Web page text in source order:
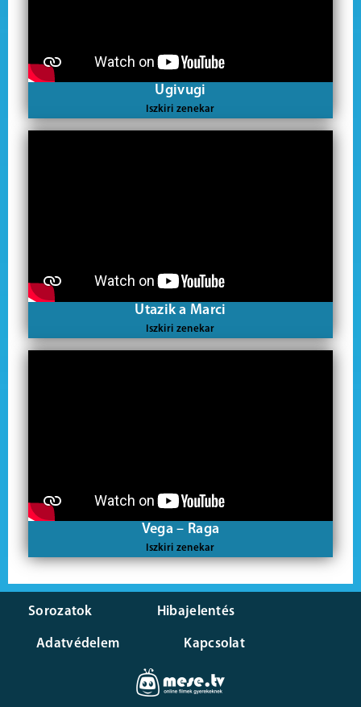
Ugivugi
Iszkiri zenekar
Utazik a Marci
Iszkiri zenekar
Vega – Raga
Iszkiri zenekar
Sorozatok Hibajelentés
Adatvédelem Kapcsolat